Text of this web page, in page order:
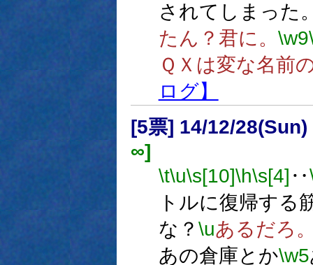
されてしまった
たん？君に。 \w9
ＱＸは変な名前
ログ】
[5票] 14/12/
∞]
\t\u\s[10]\h\s[4] ‥
トルに復帰す
な？ \uあるだろ
あの倉庫とか\w5